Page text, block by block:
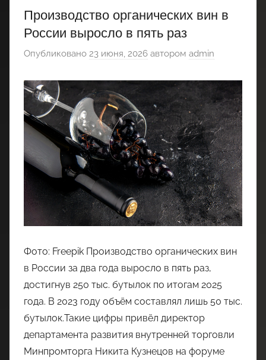
Производство органических вин в
России выросло в пять раз
Опубликовано 23 июня, 2026 автором admin
Фото: Freepik Производство органических вин
в России за два года выросло в пять раз,
достигнув 250 тыс. бутылок по итогам 2025
года. В 2023 году объём составлял лишь 50 тыс.
бутылок.Такие цифры привёл директор
департамента развития внутренней торговли
Минпромторга Никита Кузнецов на форуме